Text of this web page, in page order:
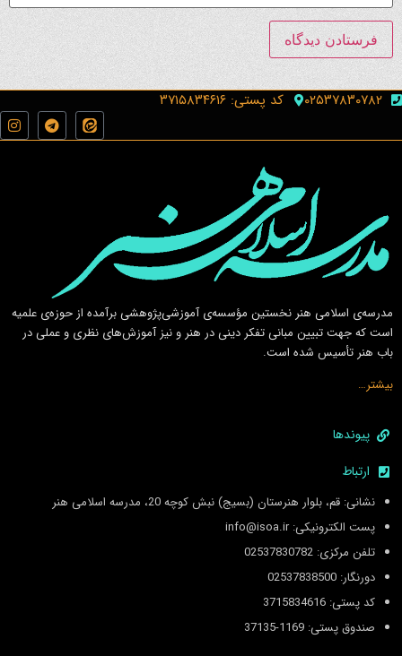
۰۲۵۳۷۸۳۰۷۸۲ کد پستی: ۳۷۱۵۸۳۴۶۱۶
مدرسه‌ی اسلامى هنر نخستين مؤسسه‌ی آموزشى‌پژوهشى برآمده از حوزه‌ی علميه
است كه جهت تبيين مبانى تفكر دينى در هنر و نيز آموزش‌هاى نظرى و عملى در
باب هنر تأسيس شده است.
بیشتر…
پیوندها
ارتباط
نشانی: قم، بلوار هنرستان (بسیج) نبش کوچه 20، مدرسه اسلامی هنر
پست الکترونیکی: info@isoa.ir
تلفن مرکزی: 02537830782
دورنگار: 02537838500
کد پستی: 3715834616
صندوق پستی: 1169-37135